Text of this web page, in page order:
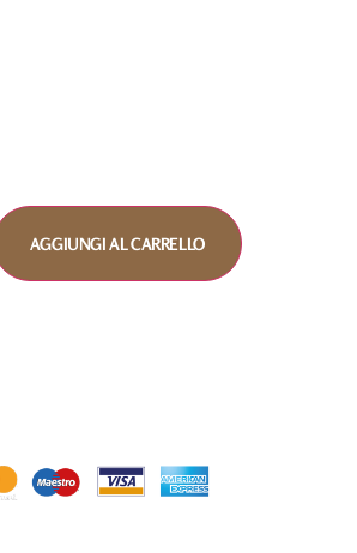
AGGIUNGI AL CARRELLO